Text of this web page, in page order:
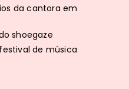
da cantora em
shoegaze
de música